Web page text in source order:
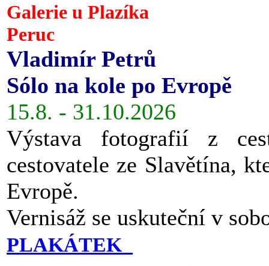
Galerie u Plazíka
Peruc
Vladimír Petrů
Sólo na kole po Evropě
15.8. - 31.10.2026
Výstava fotografií z
cestovatele ze Slavětína,
Evropě.
Vernisáž se uskuteční v
PLAKÁTEK